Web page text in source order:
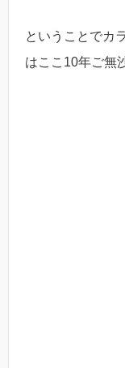
ということでカ
はここ10年ご無